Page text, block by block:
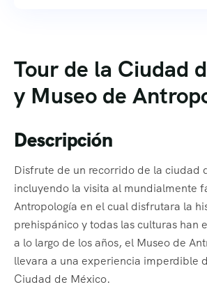
Tour de la Ciudad
y Museo de
Descripción
Disfrute de un recorrido de la ciudad
incluyendo la visita al mundialmente
Antropología en el cual disfrutara la
prehispánico y todas las culturas han
a lo largo de los años, el Museo de
llevara a una experiencia imperdible
Ciudad de México.